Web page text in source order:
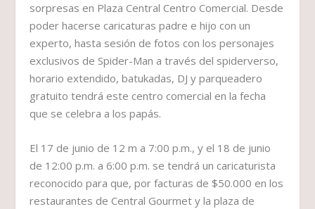
sorpresas en Plaza Central Centro Comercial. Desde
poder hacerse caricaturas padre e hijo con un
experto, hasta sesión de fotos con los personajes
exclusivos de Spider-Man a través del spiderverso,
horario extendido, batukadas, DJ y parqueadero
gratuito tendrá este centro comercial en la fecha
que se celebra a los papás.
El 17 de junio de 12 m a 7:00 p.m., y el 18 de junio
de 12:00 p.m. a 6:00 p.m. se tendrá un caricaturista
reconocido para que, por facturas de $50.000 en los
restaurantes de Central Gourmet y la plaza de